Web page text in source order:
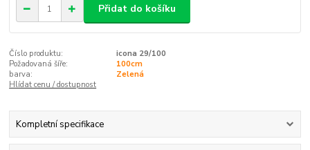
Přidat do košíku
Číslo produktu:
icona 29/100
Požadovaná šíře:
100cm
barva:
Zelená
Hlídat cenu / dostupnost
Kompletní specifikace